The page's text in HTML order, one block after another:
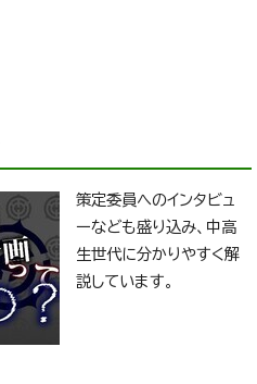
策定委員へのインタビュ
ーなども盛り込み、中高
生世代に分かりやすく解
説しています。